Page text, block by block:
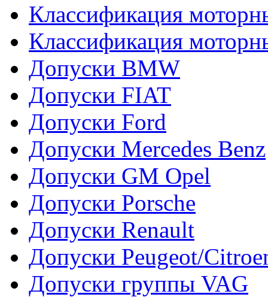
Классификация
Классификация
Допуски BMW
Допуски FIAT
Допуски Ford
Допуски Mercedes Benz
Допуски GM Opel
Допуски Porsche
Допуски Renault
Допуски Peugeot/
Допуски группы VAG